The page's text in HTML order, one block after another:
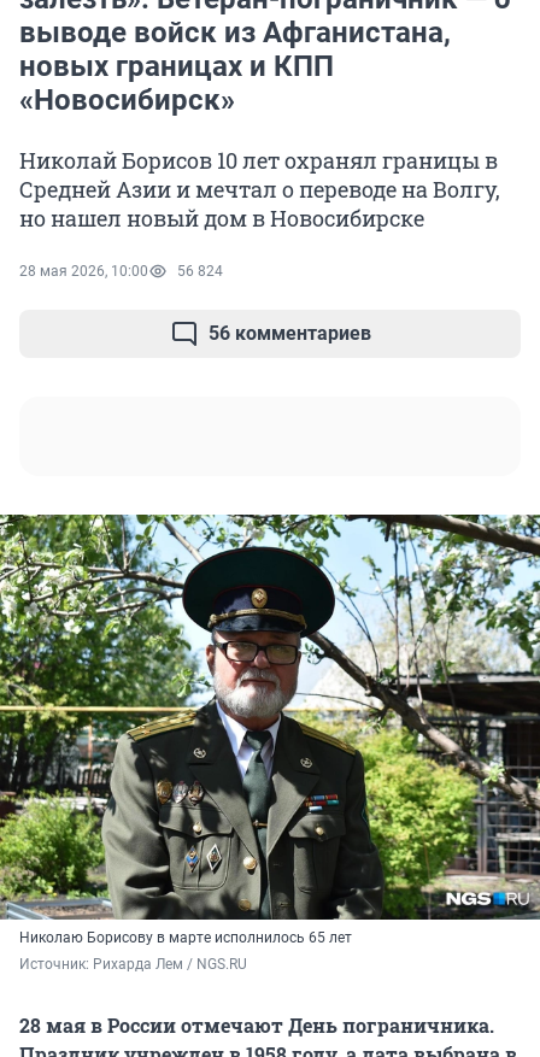
выводе войск из Афганистана,
новых границах и КПП
«Новосибирск»
Николай Борисов 10 лет охранял границы в
Средней Азии и мечтал о переводе на Волгу,
но нашел новый дом в Новосибирске
28 мая 2026, 10:00 56 824
56 комментариев
Николаю Борисову в марте исполнилось 65 лет
Источник: Рихарда Лем / NGS.RU
28 мая в России отмечают День пограничника.